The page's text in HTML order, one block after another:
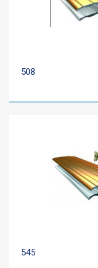
508
545